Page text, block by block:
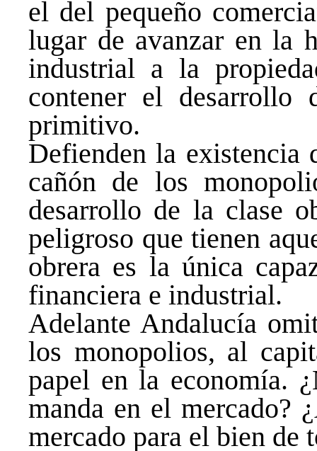
el del pequeño
lugar de avanzar en la
industrial a la
contener el
primitivo.
Defienden la existencia
cañón de los
desarrollo de la clase
peligroso que tienen
obrera es la única
financiera e industrial.
Adelante Andalucía
los monopolios, al
papel en la economía.
manda en el mercado?
mercado para el bien de